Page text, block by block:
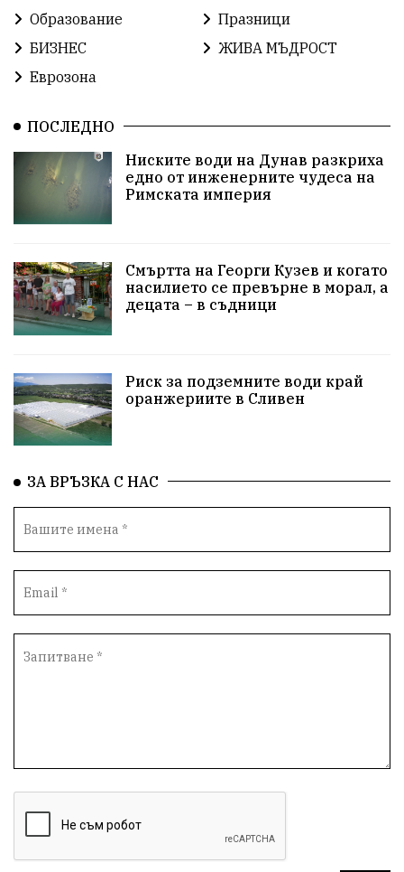
ОтровнатаЯбълка ЦветомирПетков
България2025
ИкономикаНаСъпротивата УрсулаФонДерЛайен
ПетърПетров
Технологии НародноСъбрание
ПравоваДържава Варна Родителство
ПътнаБезопасност Магнитски Санкции
ОколнаСреда
Общност ИсторическиПарк ВоенноВреме
Космос ВоднаКриза Вода Мир
Безопастност
БъдещевБългария ДостойнаБългария
Туризъм Дарение БългарскиСпорт
Контрол СъдебнаСистема ЛекаАтлетика
Образование
Празници
БИЗНЕС
ЖИВА МЪДРОСТ
Еврозона
ПОСЛЕДНО
Ниските води на Дунав разкриха
едно от инженерните чудеса на
Римската империя
Смъртта на Георги Кузев и когато
насилието се превърне в морал, а
децата – в съдници
Риск за подземните води край
оранжериите в Сливен
ЗА ВРЪЗКА С НАС